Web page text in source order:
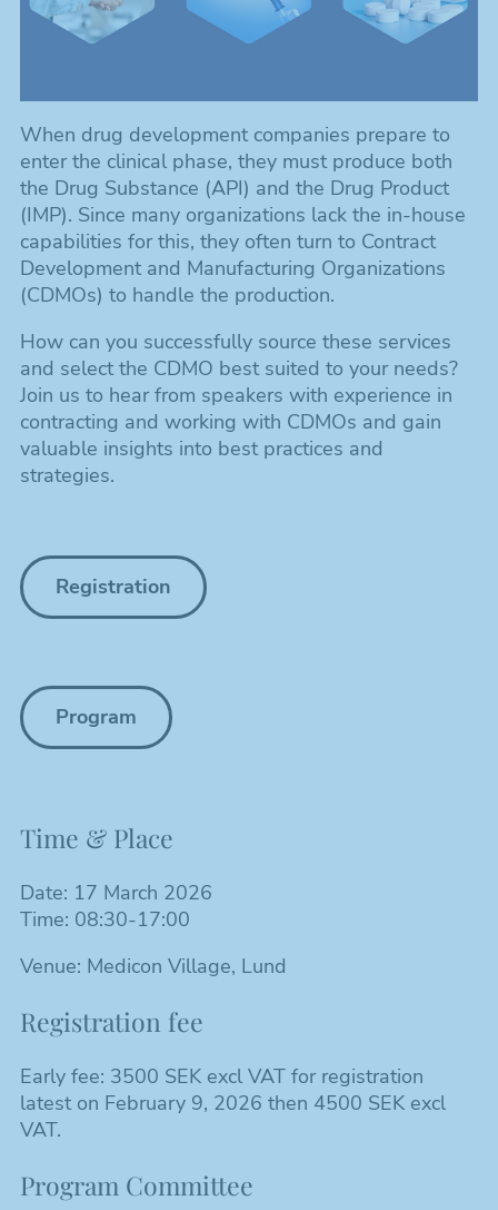
When drug development companies prepare to
enter the clinical phase, they must produce both
the Drug Substance (API) and the Drug Product
(IMP). Since many organizations lack the in-house
capabilities for this, they often turn to Contract
Development and Manufacturing Organizations
(CDMOs) to handle the production.
How can you successfully source these services
and select the CDMO best suited to your needs?
Join us to hear from speakers with experience in
contracting and working with CDMOs and gain
valuable insights into best practices and
strategies.
Registration
Program
Time & Place
Date: 17 March 2026
Time: 08:30-17:00
Venue: Medicon Village, Lund
Registration fee
Early fee: 3500 SEK excl VAT for registration
latest on February 9, 2026 then 4500 SEK excl
VAT.
Program Committee